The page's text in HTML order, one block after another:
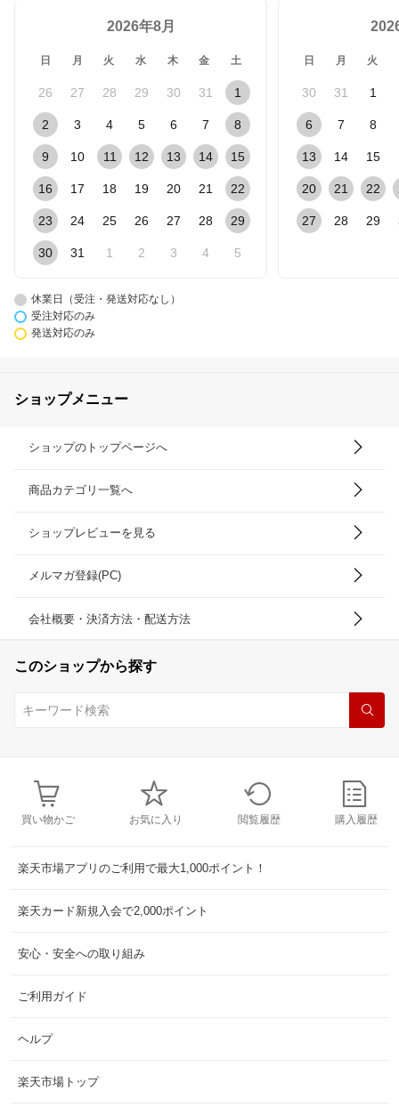
2026年8月
日 月 火 水 木 金 土
26 27 28 29 30 31 1
2 3 4 5 6 7 8
9 10 11 12 13 14 15
16 17 18 19 20 21 22
23 24 25 26 27 28 29
30 31 1 2 3 4 5
日 月 火
30 31 1
6 7 8
13 14 15
20 21 22
27 28 29
休業日（受注・発送対応なし）
受注対応のみ
発送対応のみ
ショップメニュー
ショップのトップページへ
商品カテゴリ一覧へ
ショップレビューを見る
メルマガ登録(PC)
会社概要・決済方法・配送方法
このショップから探す
買い物かご お気に入り 閲覧履歴 購入履歴
楽天市場アプリのご利用で最大1,000ポイント！
楽天カード新規入会で2,000ポイント
安心・安全への取り組み
ご利用ガイド
ヘルプ
楽天市場トップ